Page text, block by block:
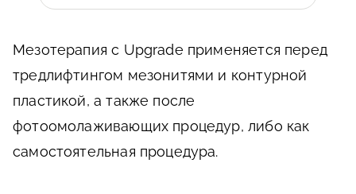
Мезотерапия с Upgrade применяется перед
тредлифтингом мезонитями и контурной
пластикой, а также после
фотоомолаживающих процедур, либо как
самостоятельная процедура.